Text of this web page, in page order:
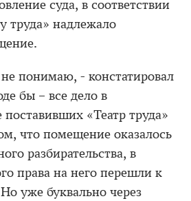
суда, в соответствии
труда» надлежало
понимаю, - констатировал
бы – все дело в
поставивших «Театр труда»
что помещение оказалось
разбирательства, в
права на него перешли к
уже буквально через